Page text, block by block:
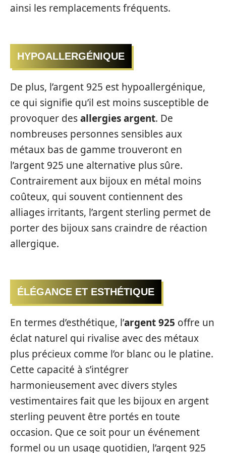
ainsi les remplacements fréquents.
HYPOALLERGÉNIQUE
De plus, l’argent 925 est hypoallergénique,
ce qui signifie qu’il est moins susceptible de
provoquer desallergies argent. De
nombreuses personnes sensibles aux
métaux bas de gamme trouveront en
l’argent 925 une alternative plus sûre.
Contrairement aux bijoux en métal moins
coûteux, qui souvent contiennent des
alliages irritants, l’argent sterling permet de
porter des bijoux sans craindre de réaction
allergique.
ÉLÉGANCE ET ESTHÉTIQUE
En termes d’esthétique, l’argent 925 offre un
éclat naturel qui rivalise avec des métaux
plus précieux comme l’or blanc ou le platine.
Cette capacité à s’intégrer
harmonieusement avec divers styles
vestimentaires fait que les bijoux en argent
sterling peuvent être portés en toute
occasion. Que ce soit pour un événement
formel ou un usage quotidien, l’argent 925